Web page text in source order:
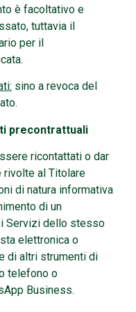
è facoltativo e
tuttavia il
per il
sino a revoca del
precontrattuali
ricontattati o dar
al Titolare
di natura informativa
di un
Servizi dello stesso
elettronica o
di altri strumenti di
telefono o
Business.